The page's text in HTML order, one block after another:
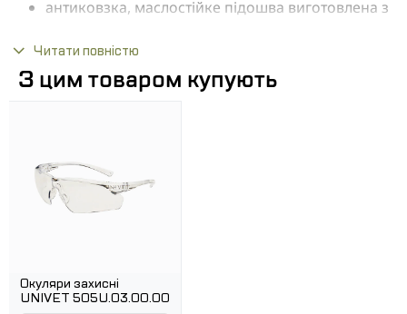
антиковзка, маслостійке підошва виготовлена з
абсорбція ударів під п'ятою
підкладка зроблена з матеріалу Камбрель,
Дж і роздавлюванню до 15 кН
категорія SB E FO SRC
відповідає вимогам норм EN20345, EN20344
Читати повністю
З цим товаром купують
Окуляри захисні
UNIVET 505U.03.00.00